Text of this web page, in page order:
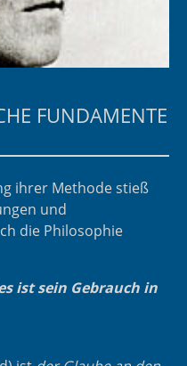
FUNDAMENTE
ihrer Methode stieß
und
die Philosophie
ist sein Gebrauch in